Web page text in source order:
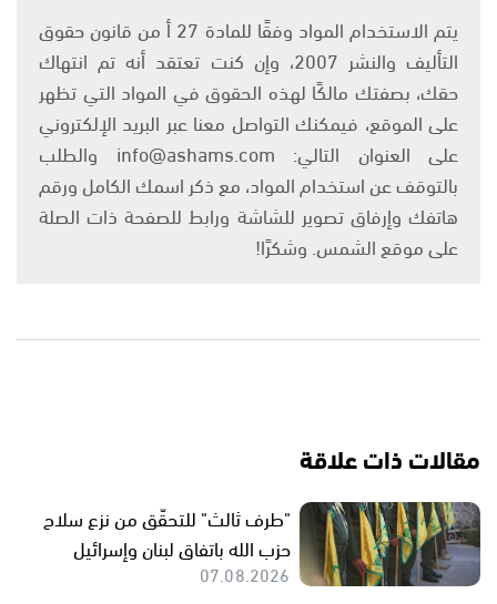
يتم الاستخدام المواد وفقًا للمادة 27 أ من قانون حقوق
التأليف والنشر 2007، وإن كنت تعتقد أنه تم انتهاك
حقك، بصفتك مالكًا لهذه الحقوق في المواد التي تظهر
على الموقع، فيمكنك التواصل معنا عبر البريد الإلكتروني
على العنوان التالي: info@ashams.com والطلب
بالتوقف عن استخدام المواد، مع ذكر اسمك الكامل ورقم
هاتفك وإرفاق تصوير للشاشة ورابط للصفحة ذات الصلة
على موقع الشمس. وشكرًا!
مقالات ذات علاقة
"طرف ثالث" للتحقّق من نزع سلاح
حزب الله باتفاق لبنان وإسرائيل
07.08.2026